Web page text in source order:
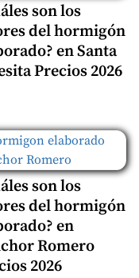
son los
del hormigón
en Santa
Precios 2026
son los
del hormigón
en
Romero
2026